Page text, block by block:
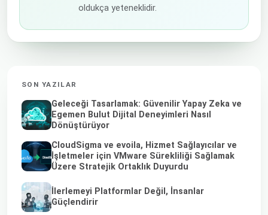
oldukça yeteneklidir.
SON YAZILAR
Geleceği Tasarlamak: Güvenilir Yapay Zeka ve
Egemen Bulut Dijital Deneyimleri Nasıl
Dönüştürüyor
CloudSigma ve evoila, Hizmet Sağlayıcılar ve
İşletmeler için VMware Sürekliliği Sağlamak
Üzere Stratejik Ortaklık Duyurdu
İlerlemeyi Platformlar Değil, İnsanlar
Güçlendirir